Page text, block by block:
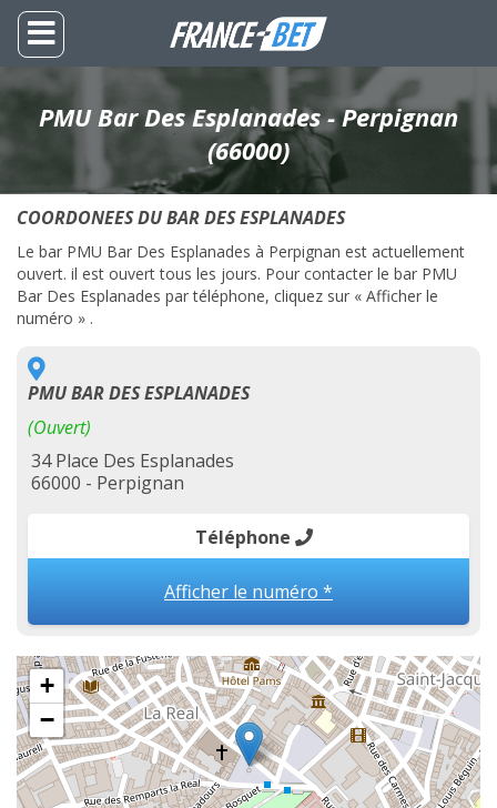
PMU Bar Des Esplanades - Perpignan
(66000)
COORDONEES DU BAR DES ESPLANADES
Le bar PMU Bar Des Esplanades à Perpignan est actuellement
ouvert. il est ouvert tous les jours. Pour contacter le bar PMU
Bar Des Esplanades par téléphone, cliquez sur « Afficher le
numéro » .
PMU BAR DES ESPLANADES
(Ouvert)
34 Place Des Esplanades
66000 - Perpignan
Téléphone
Afficher le numéro *
+
−